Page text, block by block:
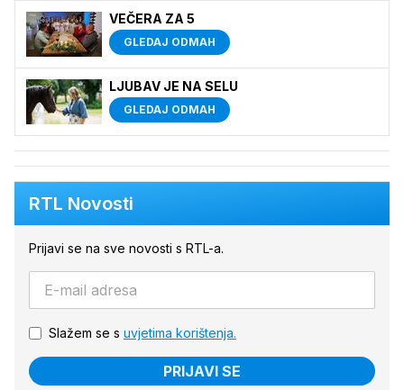
VEČERA ZA 5
GLEDAJ ODMAH
LJUBAV JE NA SELU
GLEDAJ ODMAH
RTL Novosti
Prijavi se na sve novosti s RTL-a.
Slažem se s uvjetima korištenja.
PRIJAVI SE